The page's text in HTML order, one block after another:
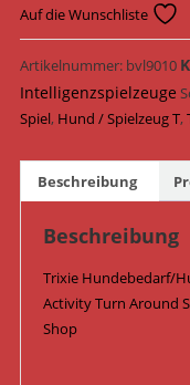
Dog
Activity
Turn
Around
Strategie
22
Auf die Wunschliste
Artikelnummer: bvl9010
Intelligenzspielzeuge
Spiel, Hund / Spielzeug T,
Beschreibung
Beschreibung
Trixie Hundebedarf/
Activity Turn Around
Shop